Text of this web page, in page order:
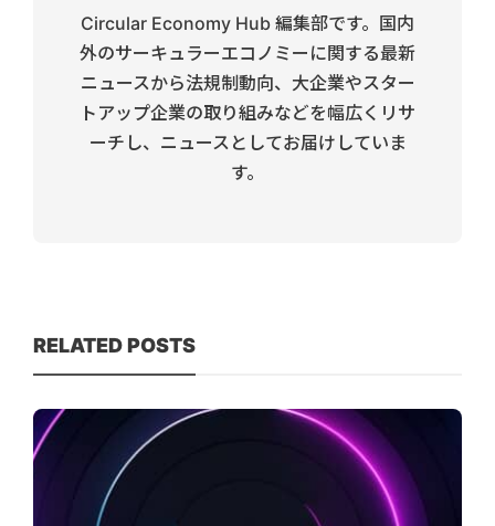
Circular Economy Hub 編集部です。国内
外のサーキュラーエコノミーに関する最新
ニュースから法規制動向、大企業やスター
トアップ企業の取り組みなどを幅広くリサ
ーチし、ニュースとしてお届けしていま
す。
RELATED POSTS